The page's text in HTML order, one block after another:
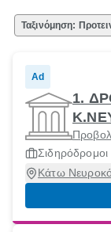
Ταξινόμηση:
Ad
1.
Κάτω